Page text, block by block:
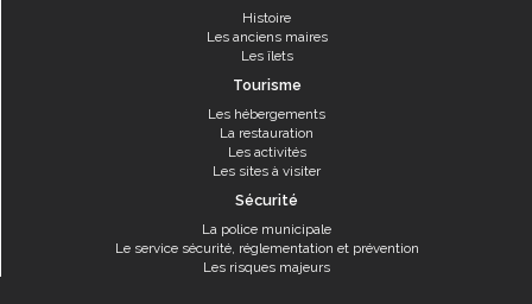
Histoire
Les anciens maires
Les îlets
Tourisme
Les hébergements
La restauration
Les activités
Les sites à visiter
Sécurité
La police municipale
Le service sécurité, réglementation et prévention
Les risques majeurs